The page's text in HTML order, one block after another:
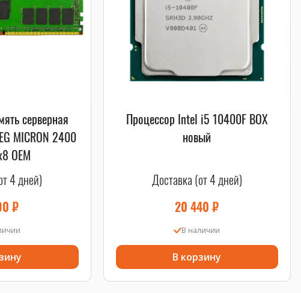
серверная
MICRON 2400
OEM
4 дней)
₽
Процессор Intel i5 10400F BOX
новый
Доставка (от 4 дней)
20 440₽
В наличии
В корзину